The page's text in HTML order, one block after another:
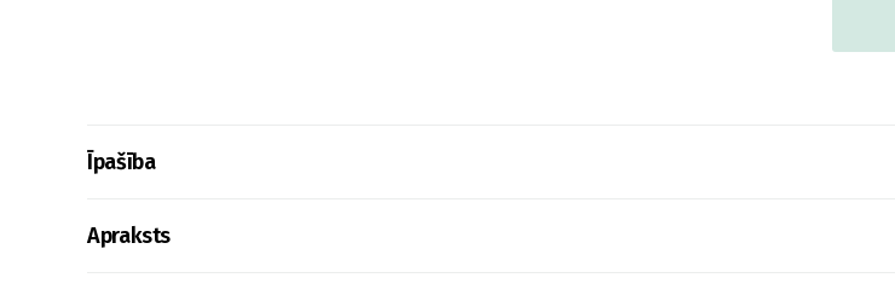
Īpašība
Apraksts